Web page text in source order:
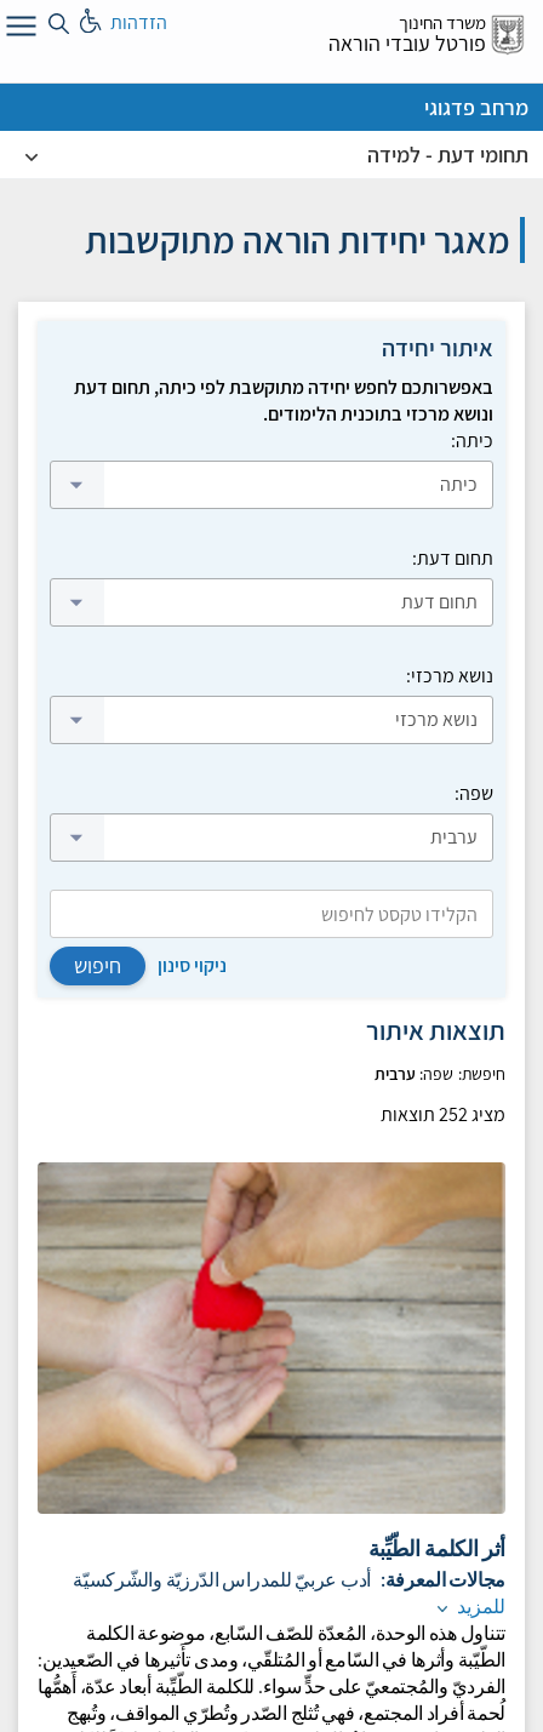
דלג
אל
משרד החינוך
פורטל עובדי הוראה
הזדהות
מרחב פדגוגי
תחומי דעת - למידה
מאגר יחידות הוראה מתוקשבות
איתור יחידה
באפשרותכם לחפש יחידה מתוקשבת לפי כיתה, תחום דעת
ונושא מרכזי בתוכנית הלימודים.
כיתה:
תחום דעת:
נושא מרכזי:
שפה:
ניקוי סינון חיפוש
רק רגע...
אנחנו טוענים יחידות הוראה בשבילך
מציג 252 תוצאות